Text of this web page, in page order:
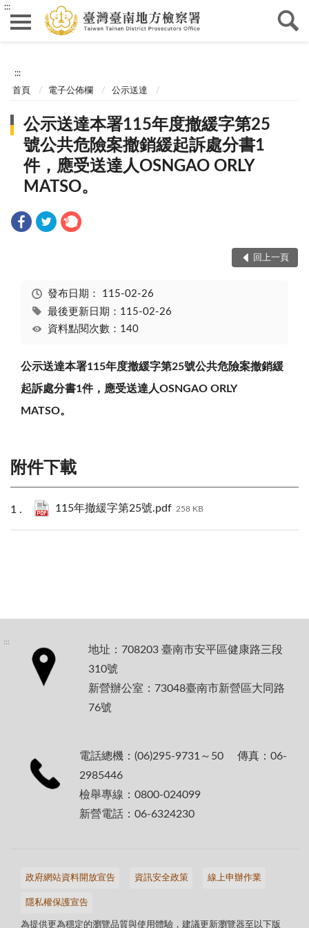
:::
:::
首頁 電子公佈欄 公示送達
公示送達本署115年度撤緩字第25
號公共危險案撤銷緩起訴處分書1
件，應受送達人OSNGAO ORLY
MATSO。
回上一頁
發布日期： 115-02-26
最後更新日期：115-02-26
資料點閱次數：140
公示送達本署115年度撤緩字第25號公共危險案撤銷緩
起訴處分書1件，應受送達人OSNGAO ORLY
MATSO。
附件下載
115年撤緩字第25號.pdf 258 KB
:::
地址：708203 臺南市安平區健康路三段
310號
新營辦公室：73048臺南市新營區大同路
76號
電話總機：(06)295-9731～50 傳真：06-
2985446
檢舉專線：0800-024099
新營電話：06-6324230
政府網站資料開放宣告 資訊安全政策 線上申辦作業
隱私權保護宣告
為提供更為穩定的瀏覽品質與使用體驗，建議更新瀏覽器至以下版